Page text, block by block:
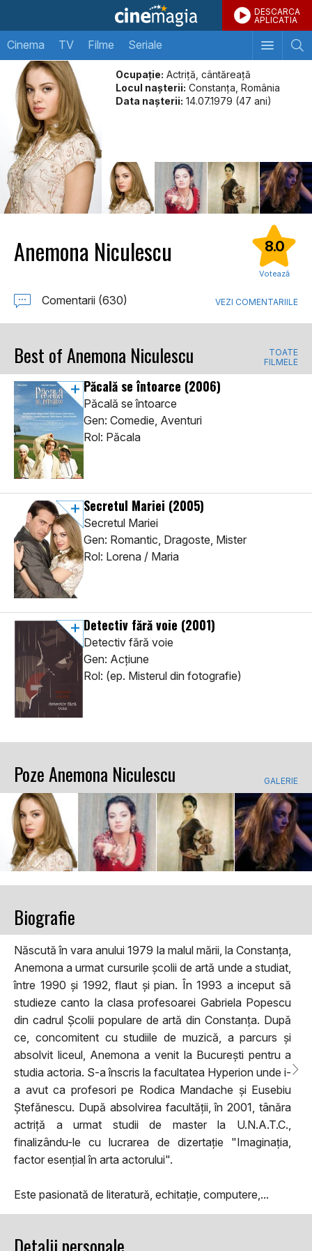
DESCARCA
APLICATIA
Cinema TV Filme Seriale
Ocupație: Actriță, cântăreață
Locul naşterii: Constanța, România
Data naşterii: 14.07.1979 (47 ani)
Anemona Niculescu 8.0
Votează
Comentarii (630) VEZI COMENTARIILE
Best of Anemona Niculescu
TOATE
FILMELE
Păcală se întoarce (2006)
Păcală se întoarce
Gen: Comedie, Aventuri
Rol: Păcala
Secretul Mariei (2005)
Secretul Mariei
Gen: Romantic, Dragoste, Mister
Rol: Lorena / Maria
Detectiv fără voie (2001)
Detectiv fără voie
Gen: Acţiune
Rol: (ep. Misterul din fotografie)
Poze Anemona Niculescu GALERIE
Biografie
Născută în vara anului 1979 la malul mării, la Constanța,
Anemona a urmat cursurile școlii de artă unde a studiat,
între 1990 și 1992, flaut și pian. În 1993 a inceput să
studieze canto la clasa profesoarei Gabriela Popescu
din cadrul Școlii populare de artă din Constanța. După
ce, concomitent cu studiile de muzică, a parcurs și
absolvit liceul, Anemona a venit la București pentru a
studia actoria. S-a înscris la facultatea Hyperion unde i-
a avut ca profesori pe Rodica Mandache și Eusebiu
Ștefănescu. După absolvirea facultății, în 2001, tânăra
actriță a urmat studii de master la U.N.A.T.C.,
finalizându-le cu lucrarea de dizertație "Imaginația,
factor esențial în arta actorului".
Este pasionată de literatură, echitație, computere,...
Detalii personale